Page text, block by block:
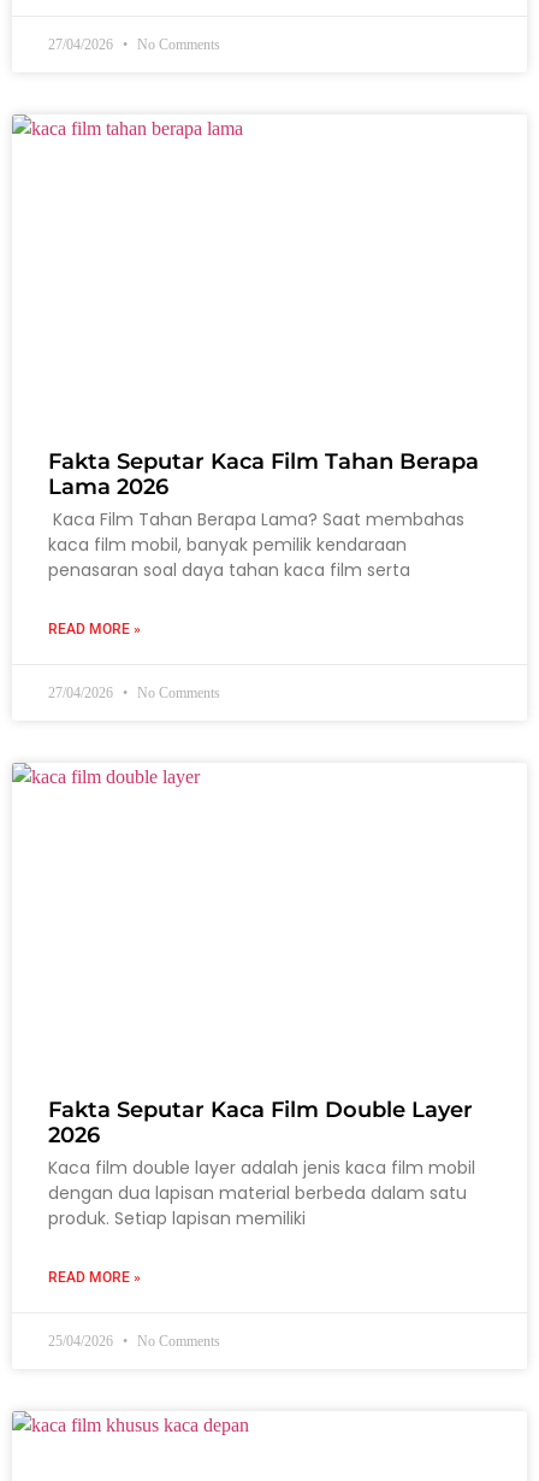
27/04/2026 No Comments
Fakta Seputar Kaca Film Tahan Berapa
Lama 2026
Kaca Film Tahan Berapa Lama? Saat membahas
kaca film mobil, banyak pemilik kendaraan
penasaran soal daya tahan kaca film serta
READ MORE »
27/04/2026 No Comments
Fakta Seputar Kaca Film Double Layer
2026
Kaca film double layer adalah jenis kaca film mobil
dengan dua lapisan material berbeda dalam satu
produk. Setiap lapisan memiliki
READ MORE »
25/04/2026 No Comments